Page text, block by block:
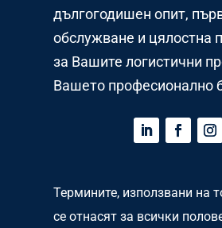
дългогодишен опит,
обслужване и цялостна
за Вашите логистични
Вашето професионално
Термините, използвани на
се отнасят за всички